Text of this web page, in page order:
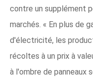
contre un supplément
marchés. « En plus de
d'électricité, les
récoltes à un prix à
à l'ombre de panneaux